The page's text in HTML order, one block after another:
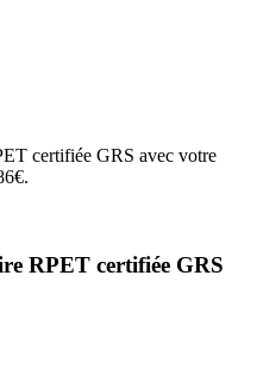
RPET certifiée GRS